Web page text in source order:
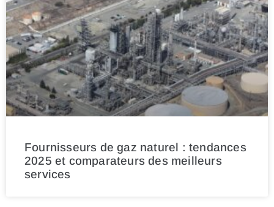
Fournisseurs de gaz naturel : tendances
2025 et comparateurs des meilleurs
services